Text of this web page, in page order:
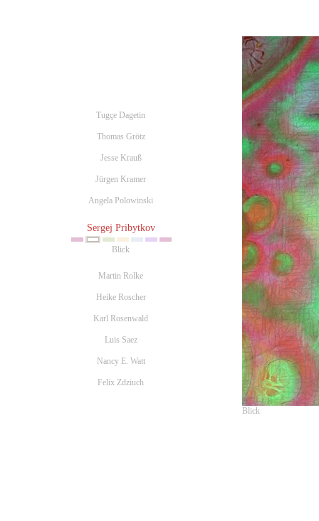
Tugçe Dagetin
Thomas Grötz
Jesse Krauß
Jürgen Kramer
Angela Polowinski
Sergej Pribytkov
Blick
Martin Rolke
Heike Roscher
Karl Rosenwald
Luis Saez
Nancy E. Watt
Felix Zdziuch
Blick